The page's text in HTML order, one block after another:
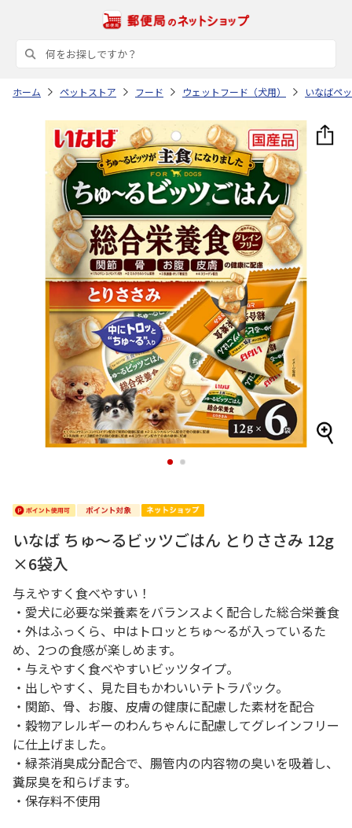
ホーム ペットストア フード ウェットフード（犬用） いなばペ
1 2
いなば ちゅ～るビッツごはん とりささみ 12g
×6袋入
与えやすく食べやすい！
・愛犬に必要な栄養素をバランスよく配合した総合栄養食
・外はふっくら、中はトロッとちゅ～るが入っているた
め、2つの食感が楽しめます。
・与えやすく食べやすいビッツタイプ。
・出しやすく、見た目もかわいいテトラパック。
・関節、骨、お腹、皮膚の健康に配慮した素材を配合
・穀物アレルギーのわんちゃんに配慮してグレインフリー
に仕上げました。
・緑茶消臭成分配合で、腸管内の内容物の臭いを吸着し、
糞尿臭を和らげます。
・保存料不使用